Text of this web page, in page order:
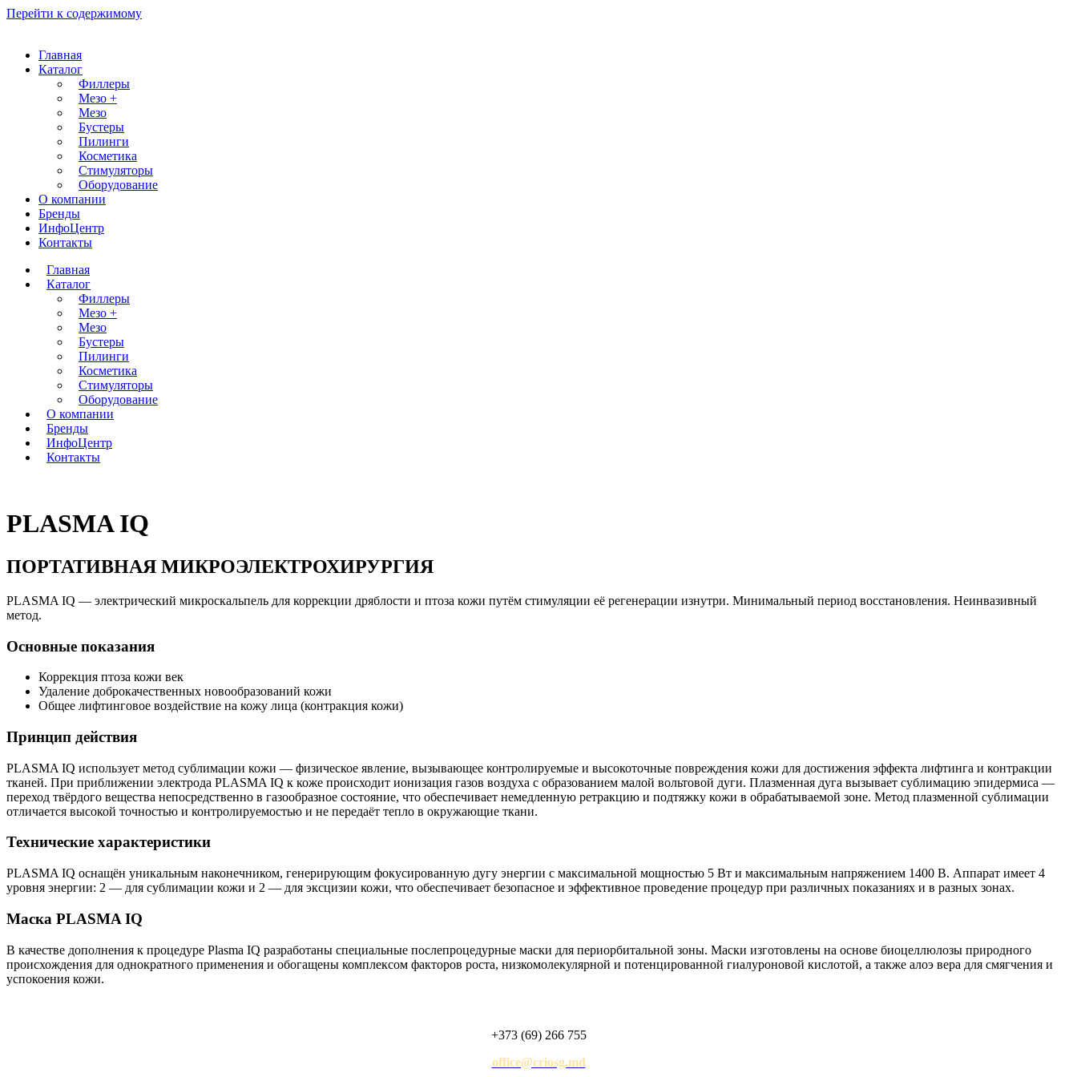
Перейти к содержимому
Главная
Каталог
Филлеры
Мезо +
Мезо
Бустеры
Пилинги
Косметика
Стимуляторы
Оборудование
О компании
Бренды
ИнфоЦентр
Контакты
Главная
Каталог
Филлеры
Мезо +
Мезо
Бустеры
Пилинги
Косметика
Стимуляторы
Оборудование
О компании
Бренды
ИнфоЦентр
Контакты
PLASMA IQ
ПОРТАТИВНАЯ МИКРОЭЛЕКТРОХИРУРГИЯ
PLASMA IQ — электрический микроскальпель для коррекции дряблости и птоза кожи путём стимуляции её регенерации изнутри. Минимальный период восстановления. Неинвазивный
метод.
Основные показания
Коррекция птоза кожи век
Удаление доброкачественных новообразований кожи
Общее лифтинговое воздействие на кожу лица (контракция кожи)
Принцип действия
PLASMA IQ использует метод сублимации кожи — физическое явление, вызывающее контролируемые и высокоточные повреждения кожи для достижения эффекта лифтинга и контракции
тканей. При приближении электрода PLASMA IQ к коже происходит ионизация газов воздуха с образованием малой вольтовой дуги. Плазменная дуга вызывает сублимацию эпидермиса —
переход твёрдого вещества непосредственно в газообразное состояние, что обеспечивает немедленную ретракцию и подтяжку кожи в обрабатываемой зоне. Метод плазменной сублимации
отличается высокой точностью и контролируемостью и не передаёт тепло в окружающие ткани.
Технические характеристики
PLASMA IQ оснащён уникальным наконечником, генерирующим фокусированную дугу энергии с максимальной мощностью 5 Вт и максимальным напряжением 1400 В. Аппарат имеет 4
уровня энергии: 2 — для сублимации кожи и 2 — для эксцизии кожи, что обеспечивает безопасное и эффективное проведение процедур при различных показаниях и в разных зонах.
Маска PLASMA IQ
В качестве дополнения к процедуре Plasma IQ разработаны специальные послепроцедурные маски для периорбитальной зоны. Маски изготовлены на основе биоцеллюлозы природного
происхождения для однократного применения и обогащены комплексом факторов роста, низкомолекулярной и потенцированной гиалуроновой кислотой, а также алоэ вера для смягчения и
успокоения кожи.
+373 (69) 266 755
office@criosg.md